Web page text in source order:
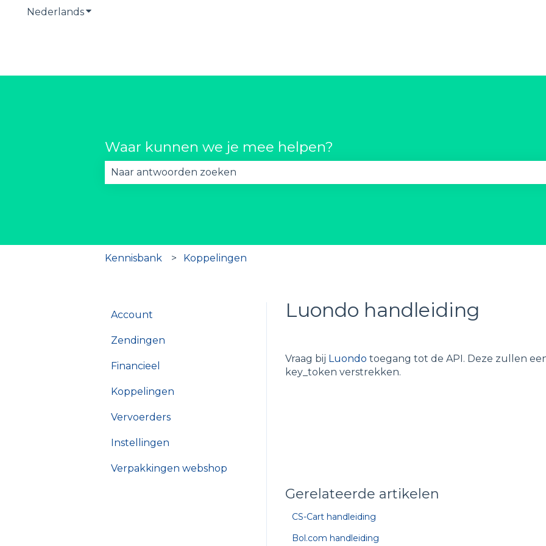
NederlandsSubmenu tonen voor vertalingen
Waar kunnen we je mee helpen?
Kennisbank Koppelingen
Luondo handleiding
Vraag bij Luondo toegang tot de API. Deze zullen
key_token verstrekken.
Gerelateerde artikelen
CS-Cart handleiding
Bol.com handleiding
Account
Zendingen
Financieel
Koppelingen
Vervoerders
Instellingen
Verpakkingen webshop